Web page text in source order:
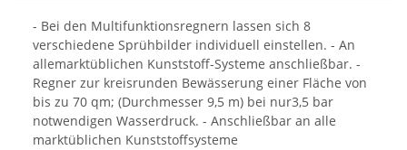
- Bei den Multifunktionsregnern lassen sich 8
verschiedene Sprühbilder individuell einstellen. - An
allemarktüblichen Kunststoff-Systeme anschließbar. -
Regner zur kreisrunden Bewässerung einer Fläche von
bis zu 70 qm; (Durchmesser 9,5 m) bei nur3,5 bar
notwendigen Wasserdruck. - Anschließbar an alle
marktüblichen Kunststoffsysteme